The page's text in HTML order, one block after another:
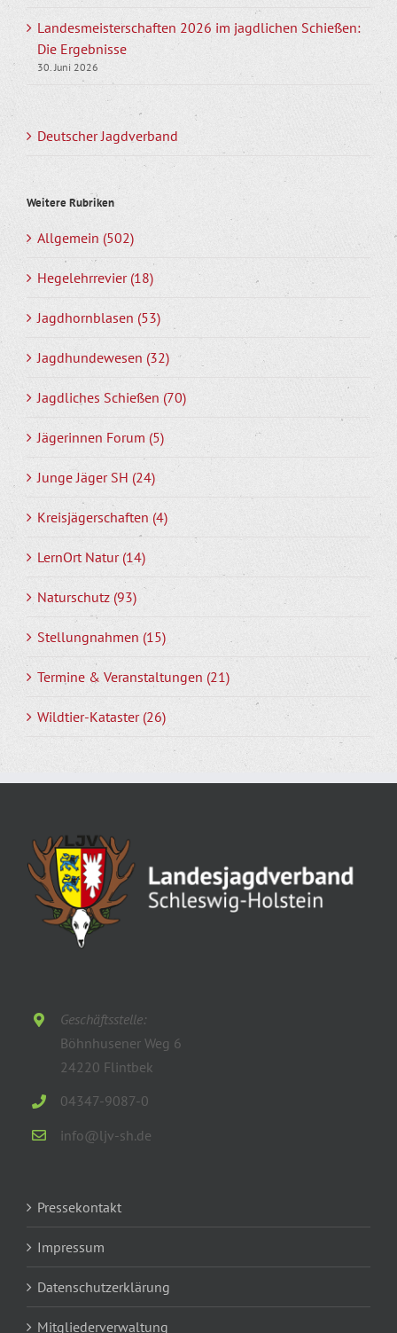
Landesmeisterschaften 2026 im jagdlichen Schießen:
Die Ergebnisse
30. Juni 2026
Deutscher Jagdverband
Weitere Rubriken
Allgemein (502)
Hegelehrrevier (18)
Jagdhornblasen (53)
Jagdhundewesen (32)
Jagdliches Schießen (70)
Jägerinnen Forum (5)
Junge Jäger SH (24)
Kreisjägerschaften (4)
LernOrt Natur (14)
Naturschutz (93)
Stellungnahmen (15)
Termine & Veranstaltungen (21)
Wildtier-Kataster (26)
Geschäftsstelle:
Böhnhusener Weg 6
24220 Flintbek
04347-9087-0
info@ljv-sh.de
Pressekontakt
Impressum
Datenschutzerklärung
Mitgliederverwaltung